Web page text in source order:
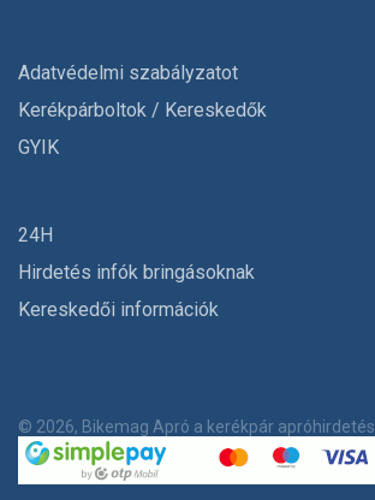
Adatvédelmi szabályzatot
Kerékpárboltok / Kereskedők
GYIK
24H
Hirdetés infók bringásoknak
Kereskedői információk
© 2026, Bikemag Apró a kerékpár apróhirdetés